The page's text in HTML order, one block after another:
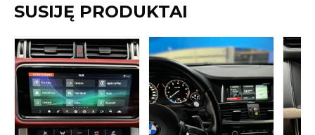
SUSIJĘ PRODUKTAI